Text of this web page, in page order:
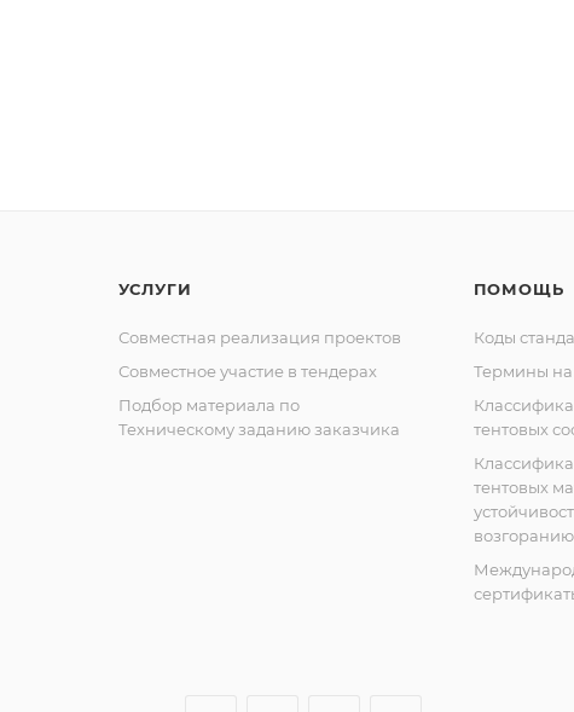
УСЛУГИ
Совместная реализация проектов
Совместное участие в тендерах
Подбор материала по
Техническому заданию заказчика
ПОМОЩЬ
Коды
Термины на
тентовых
тентовых
возгоранию